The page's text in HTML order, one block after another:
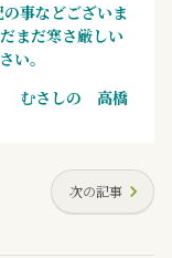
事などございま
まだ寒さ厳しい
い。
むさしの 高橋
次の記事